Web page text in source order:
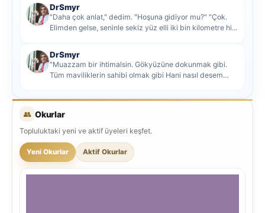
DrSmyr
"Daha çok anlat," dedim. "Hoşuna gidiyor mu?" "Çok.
Elimden gelse, seninle sekiz yüz elli iki bin kilometre hi...
DrSmyr
"Muazzam bir ihtimalsin. Gökyüzüne dokunmak gibi.
Tüm maviliklerin sahibi olmak gibi Hani nasıl desem
👥 Okurlar
Topluluktaki yeni ve aktif üyeleri keşfet.
Yeni Okurlar Aktif Okurlar